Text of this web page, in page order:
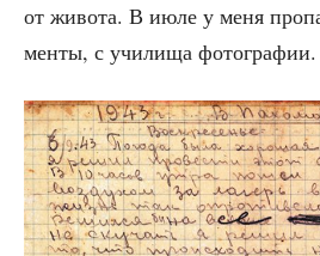
от живо­та. В июле у меня
мен­ты, с учи­ли­ща фотографии.